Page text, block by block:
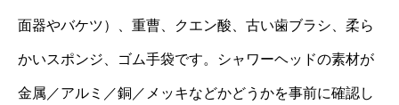
面器やバケツ）、重曹、クエン酸、古い歯ブラシ、柔ら
かいスポンジ、ゴム手袋です。シャワーヘッドの素材が
金属／アルミ／銅／メッキなどかどうかを事前に確認し